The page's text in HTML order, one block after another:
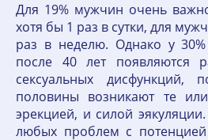
Для 19% мужчин очень
хотя бы 1 раз в сутки, для
раз в неделю. Однако у
после 40 лет появляются
сексуальных
половины возникают те
эрекцией, и силой
любых проблем с